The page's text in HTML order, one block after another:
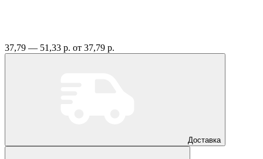
37,79 — 51,33 р. от 37,79 р.
Доставка